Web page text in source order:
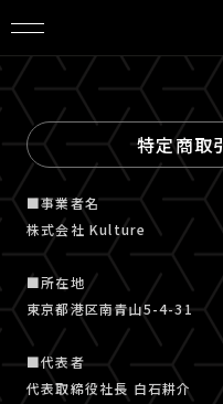
会員登録
特定商取
■事業者名
株式会社 Kulture
■所在地
東京都港区南青山5-4-31
■代表者
代表取締役社長 白石耕介